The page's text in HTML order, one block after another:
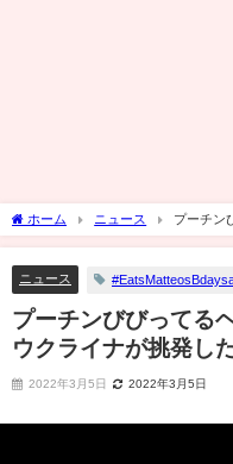
ホーム ニュース
プーチン
ナが挑発したと判明
ニュース
プーチンびびってる
ウクライナが挑発し
2022年3月5日 2022年3月5日